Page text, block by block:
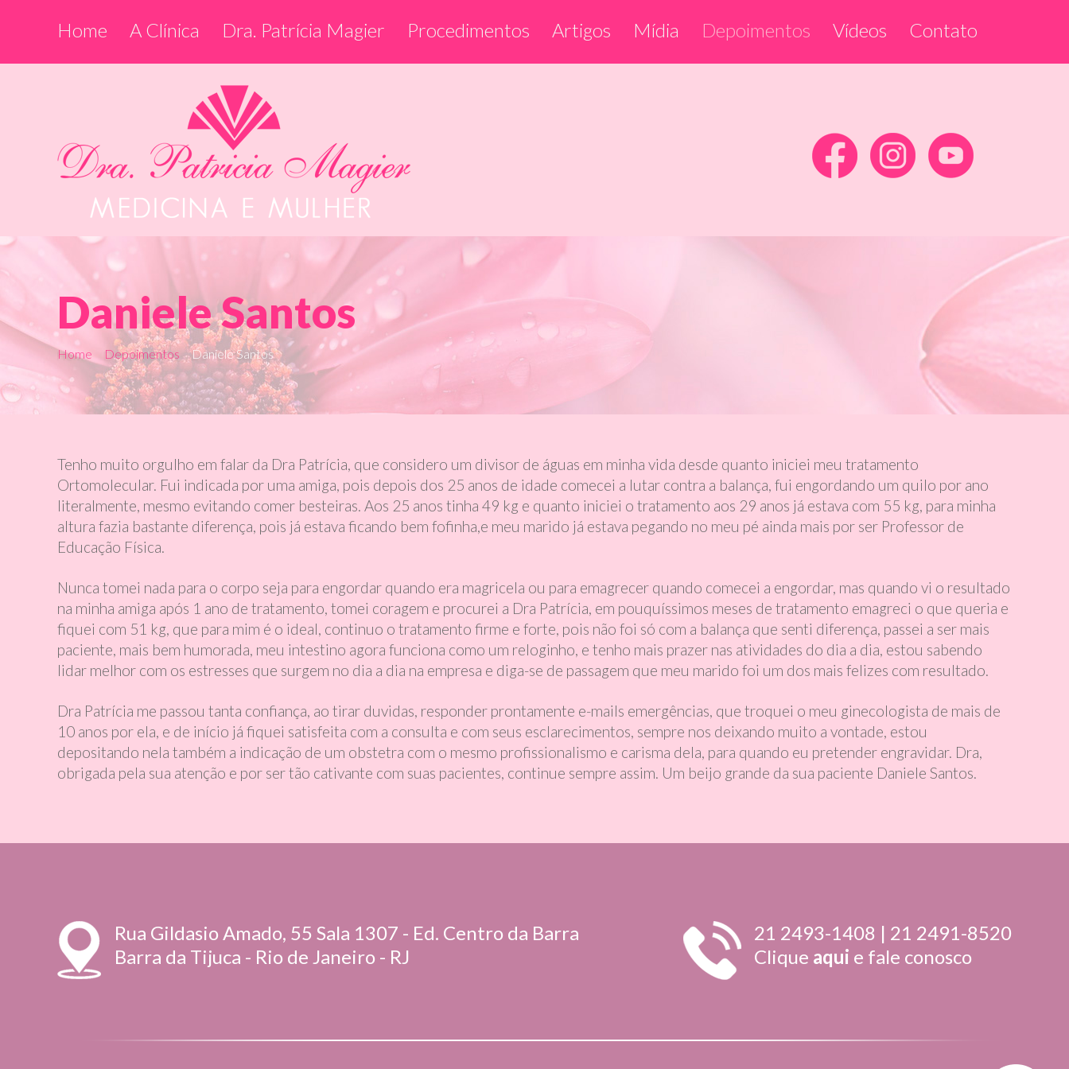
Home A Clínica Dra. Patrícia Magier Procedimentos Artigos Mídia Depoimentos Vídeos Contato
Daniele Santos
Home Depoimentos Daniele Santos
Tenho muito orgulho em falar da Dra Patrícia, que considero um divisor de águas em minha vida desde quanto iniciei meu tratamento
Ortomolecular. Fui indicada por uma amiga, pois depois dos 25 anos de idade comecei a lutar contra a balança, fui engordando um quilo por ano
literalmente, mesmo evitando comer besteiras. Aos 25 anos tinha 49 kg e quanto iniciei o tratamento aos 29 anos já estava com 55 kg, para minha
altura fazia bastante diferença, pois já estava ficando bem fofinha,e meu marido já estava pegando no meu pé ainda mais por ser Professor de
Educação Física.
Nunca tomei nada para o corpo seja para engordar quando era magricela ou para emagrecer quando comecei a engordar, mas quando vi o resultado
na minha amiga após 1 ano de tratamento, tomei coragem e procurei a Dra Patrícia, em pouquíssimos meses de tratamento emagreci o que queria e
fiquei com 51 kg, que para mim é o ideal, continuo o tratamento firme e forte, pois não foi só com a balança que senti diferença, passei a ser mais
paciente, mais bem humorada, meu intestino agora funciona como um reloginho, e tenho mais prazer nas atividades do dia a dia, estou sabendo
lidar melhor com os estresses que surgem no dia a dia na empresa e diga-se de passagem que meu marido foi um dos mais felizes com resultado.
Dra Patrícia me passou tanta confiança, ao tirar duvidas, responder prontamente e-mails emergências, que troquei o meu ginecologista de mais de
10 anos por ela, e de início já fiquei satisfeita com a consulta e com seus esclarecimentos, sempre nos deixando muito a vontade, estou
depositando nela também a indicação de um obstetra com o mesmo profissionalismo e carisma dela, para quando eu pretender engravidar. Dra,
obrigada pela sua atenção e por ser tão cativante com suas pacientes, continue sempre assim. Um beijo grande da sua paciente Daniele Santos.
Rua Gildasio Amado, 55 Sala 1307 - Ed. Centro da Barra
Barra da Tijuca - Rio de Janeiro - RJ
21 2493-1408 | 21 2491-8520
Clique aqui e fale conosco